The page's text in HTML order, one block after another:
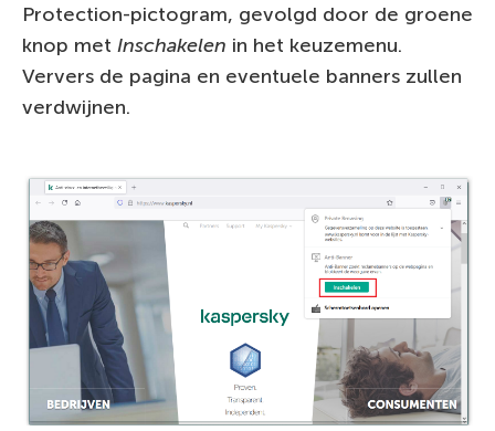
Protection-pictogram, gevolgd door de groene
knop met Inschakelen in het keuzemenu.
Ververs de pagina en eventuele banners zullen
verdwijnen.